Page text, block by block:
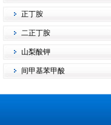
正丁胺
二正丁胺
山梨酸钾
间甲基苯甲酸